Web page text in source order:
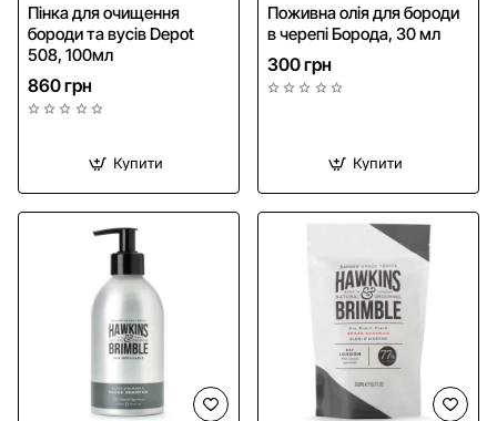
Пінка для очищення
бороди та вусів Depot
508, 100мл
860 грн
Купити
Поживна олія для бороди
в черепі Борода, 30 мл
300 грн
Купити